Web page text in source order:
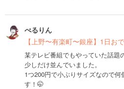
べるりん
【上野〜有楽町〜銀座】1日お
某テレビ番組でもやっていた話題
少しだけ並んでいました。
1つ200円で小ぶりサイズなので
す！🤭